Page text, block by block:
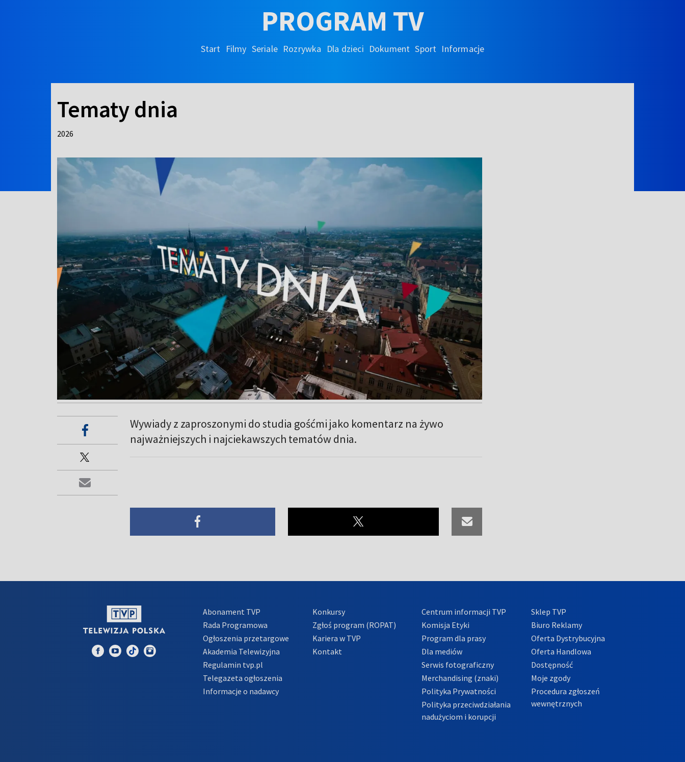
PROGRAM TV
Start Filmy Seriale Rozrywka Dla dzieci Dokument Sport Informacje
Tematy dnia
2026
Wywiady z zaproszonymi do studia gośćmi jako komentarz na żywo
najważniejszych i najciekawszych tematów dnia.
Abonament TVP
Rada Programowa
Ogłoszenia przetargowe
Akademia Telewizyjna
Regulamin tvp.pl
Telegazeta ogłoszenia
Informacje o nadawcy
Konkursy
Zgłoś program (ROPAT)
Kariera w TVP
Kontakt
Centrum informacji TVP
Komisja Etyki
Program dla prasy
Dla mediów
Serwis fotograficzny
Merchandising (znaki)
Polityka Prywatności
Polityka przeciwdziałania
nadużyciom i korupcji
Sklep TVP
Biuro Reklamy
Oferta Dystrybucyjna
Oferta Handlowa
Dostępność
Moje zgody
Procedura zgłoszeń
wewnętrznych